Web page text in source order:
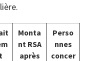
Monta
nt RSA
après
Perso
nnes
concer